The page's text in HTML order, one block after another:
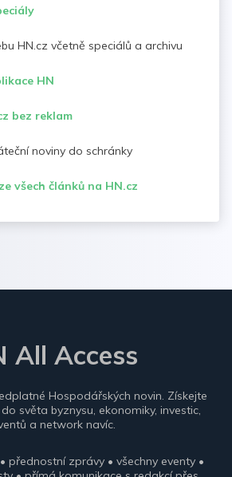
HN.cz včetně speciálů a archivu
HN
bez reklam
noviny do schránky
všech článků na HN.cz
All Access
Hospodářských novin. Získejte
světa byznysu, ekonomiky, investic,
a network navíc.
přednostní zprávy • všechny eventy •